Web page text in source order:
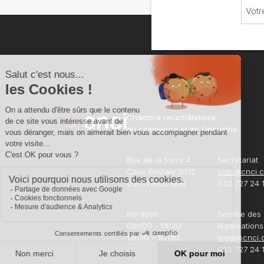
Chambre neuchâteloise
du commerce et de l'industrie
Rue de la Serre 4
Case Postale 2012
2001 Neuchâtel
Secrétariat
032 727 24
Horaires
08h00 - 11h30
13h30 - 16h30
Service des
légalisations
032 727 24